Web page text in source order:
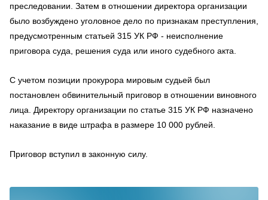
преследовании. Затем в отношении директора организации
было возбуждено уголовное дело по признакам преступления,
предусмотренным статьей 315 УК РФ - неисполнение
приговора суда, решения суда или иного судебного акта.
С учетом позиции прокурора мировым судьей был
постановлен обвинительный приговор в отношении виновного
лица. Директору организации по статье 315 УК РФ назначено
наказание в виде штрафа в размере 10 000 рублей.
Приговор вступил в законную силу.